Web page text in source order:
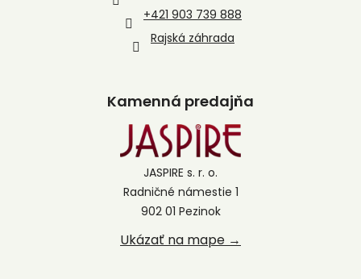
+421 903 739 888
Rajská záhrada
Kamenná predajňa
JASPIRE s. r. o.
Radničné námestie 1
902 01 Pezinok
Ukázať na mape →